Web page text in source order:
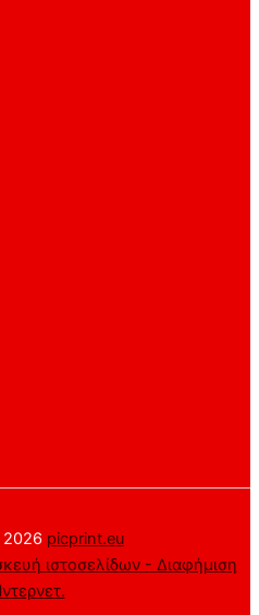
picprint.eu
ιστοσελίδων - Διαφήμιση